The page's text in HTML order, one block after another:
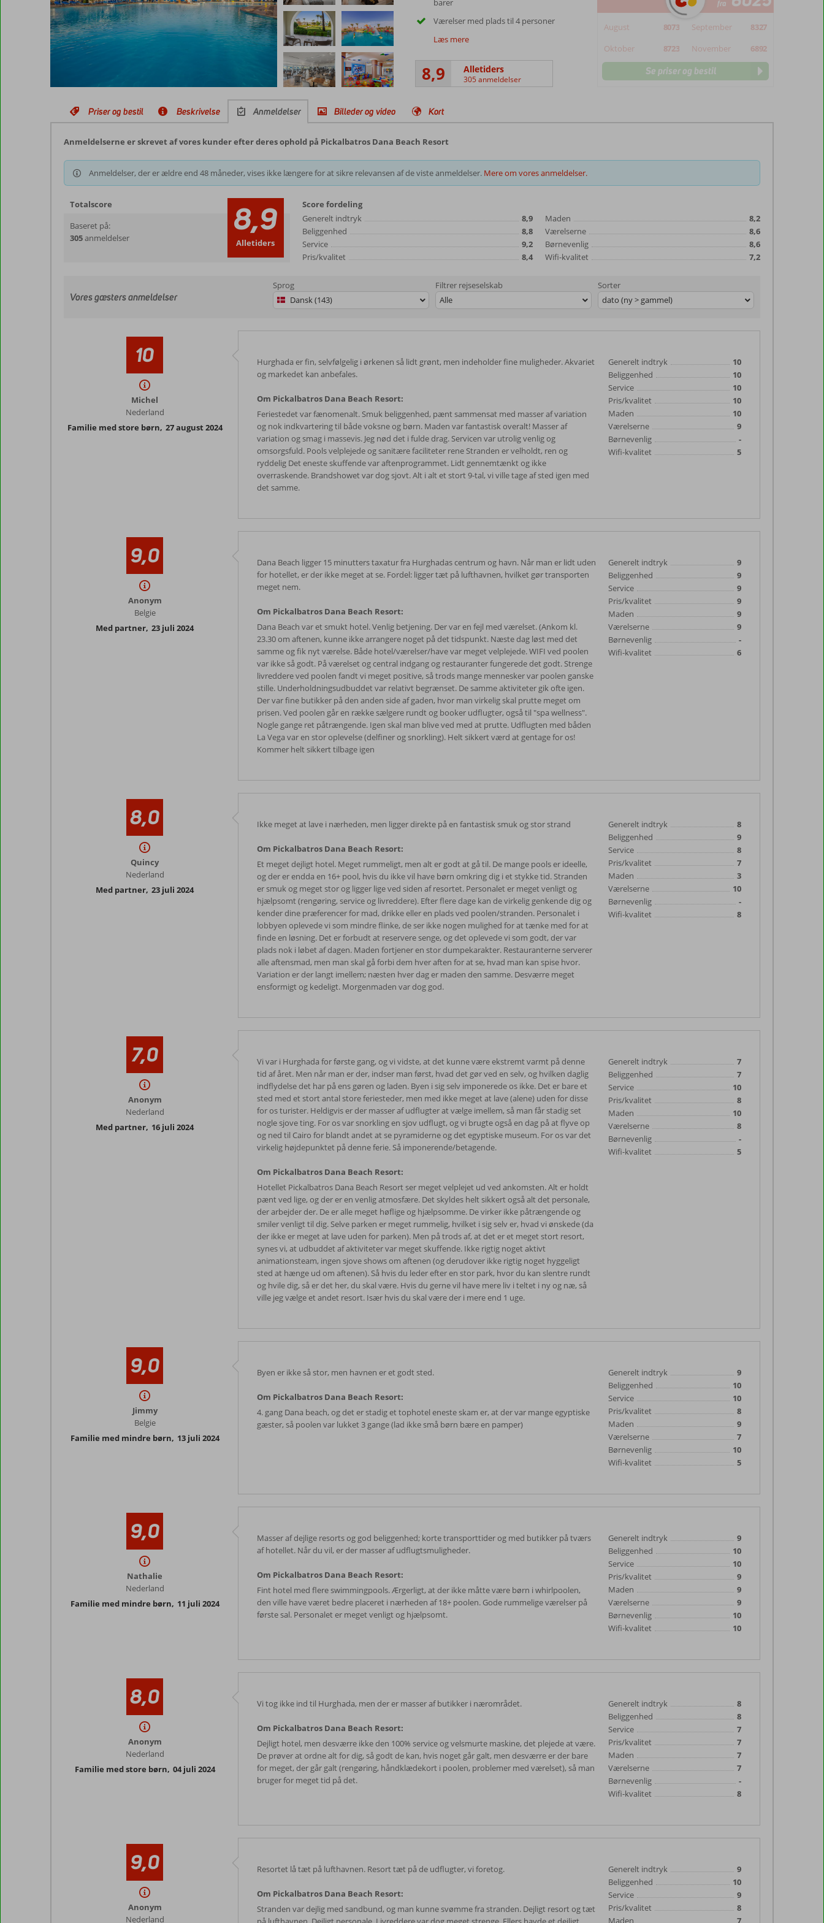
barer
Værelser med plads til 4 personer
Læs mere
8,9 Alletiders
305 anmeldelser
fra
August 8073 September
8327
Oktober
8723 November 6892
Se priser og bestil
Priser og bestil Beskrivelse Anmeldelser Billeder og video Kort
Anmeldelserne er skrevet af vores kunder efter deres ophold på Pickalbatros Dana Beach Resort
Anmeldelser, der er ældre end 48 måneder, vises ikke længere for at sikre relevansen af de viste anmeldelser. Mere om vores anmeldelser.
Totalscore
Baseret på:
305anmeldelser 8,9
Alletiders
Score fordeling
Generelt indtryk
8,9
Beliggenhed
8,8
Service
9,2
Pris/kvalitet
8,4
Maden
8,2
Værelserne
8,6
Børnevenlig
8,6
Wifi-kvalitet
7,2
Vores gæsters anmeldelser
Sprog
Dansk (143)
Filtrer rejseselskab
Alle
Sorter
dato (ny > gammel)
10
Michel
Nederland
Familie med store børn, 27 august 2024
Hurghada er fin, selvfølgelig i ørkenen så lidt grønt, men indeholder fine muligheder. Akvariet
og markedet kan anbefales.
Om Pickalbatros Dana Beach Resort:
Feriestedet var fænomenalt. Smuk beliggenhed, pænt sammensat med masser af variation
og nok indkvartering til både voksne og børn. Maden var fantastisk overalt! Masser af
variation og smag i massevis. Jeg nød det i fulde drag. Servicen var utrolig venlig og
omsorgsfuld. Pools velplejede og sanitære faciliteter rene Stranden er velholdt, ren og
ryddelig Det eneste skuffende var aftenprogrammet. Lidt gennemtænkt og ikke
overraskende. Brandshowet var dog sjovt. Alt i alt et stort 9-tal, vi ville tage af sted igen med
det samme.
Generelt indtryk
10
Beliggenhed
10
Service
10
Pris/kvalitet
10
Maden
10
Værelserne
9
Børnevenlig
-
Wifi-kvalitet
5
9,0
Anonym
Belgie
Med partner, 23 juli 2024
Dana Beach ligger 15 minutters taxatur fra Hurghadas centrum og havn. Når man er lidt uden
for hotellet, er der ikke meget at se. Fordel: ligger tæt på lufthavnen, hvilket gør transporten
meget nem.
Om Pickalbatros Dana Beach Resort:
Dana Beach var et smukt hotel. Venlig betjening. Der var en fejl med værelset. (Ankom kl.
23.30 om aftenen, kunne ikke arrangere noget på det tidspunkt. Næste dag løst med det
samme og fik nyt værelse. Både hotel/værelser/have var meget velplejede. WIFI ved poolen
var ikke så godt. På værelset og central indgang og restauranter fungerede det godt. Strenge
livreddere ved poolen fandt vi meget positive, så trods mange mennesker var poolen ganske
stille. Underholdningsudbuddet var relativt begrænset. De samme aktiviteter gik ofte igen.
Der var fine butikker på den anden side af gaden, hvor man virkelig skal prutte meget om
prisen. Ved poolen går en række sælgere rundt og booker udflugter, også til "spa wellness".
Nogle gange ret påtrængende. Igen skal man blive ved med at prutte. Udflugten med båden
La Vega var en stor oplevelse (delfiner og snorkling). Helt sikkert værd at gentage for os!
Kommer helt sikkert tilbage igen
Generelt indtryk
9
Beliggenhed
9
Service
9
Pris/kvalitet
9
Maden
9
Værelserne
9
Børnevenlig
-
Wifi-kvalitet
6
8,0
Quincy
Nederland
Med partner, 23 juli 2024
Ikke meget at lave i nærheden, men ligger direkte på en fantastisk smuk og stor strand
Om Pickalbatros Dana Beach Resort:
Et meget dejligt hotel. Meget rummeligt, men alt er godt at gå til. De mange pools er ideelle,
og der er endda en 16+ pool, hvis du ikke vil have børn omkring dig i et stykke tid. Stranden
er smuk og meget stor og ligger lige ved siden af resortet. Personalet er meget venligt og
hjælpsomt (rengøring, service og livreddere). Efter flere dage kan de virkelig genkende dig og
kender dine præferencer for mad, drikke eller en plads ved poolen/stranden. Personalet i
lobbyen oplevede vi som mindre flinke, de ser ikke nogen mulighed for at tænke med for at
finde en løsning. Det er forbudt at reservere senge, og det oplevede vi som godt, der var
plads nok i løbet af dagen. Maden fortjener en stor dumpekarakter. Restauranterne serverer
alle aftensmad, men man skal gå forbi dem hver aften for at se, hvad man kan spise hvor.
Variation er der langt imellem; næsten hver dag er maden den samme. Desværre meget
ensformigt og kedeligt. Morgenmaden var dog god.
Generelt indtryk
8
Beliggenhed
9
Service
8
Pris/kvalitet
7
Maden
3
Værelserne
10
Børnevenlig
-
Wifi-kvalitet
8
7,0
Anonym
Nederland
Med partner, 16 juli 2024
Vi var i Hurghada for første gang, og vi vidste, at det kunne være ekstremt varmt på denne
tid af året. Men når man er der, indser man først, hvad det gør ved en selv, og hvilken daglig
indflydelse det har på ens gøren og laden. Byen i sig selv imponerede os ikke. Det er bare et
sted med et stort antal store feriesteder, men med ikke meget at lave (alene) uden for disse
for os turister. Heldigvis er der masser af udflugter at vælge imellem, så man får stadig set
nogle sjove ting. For os var snorkling en sjov udflugt, og vi brugte også en dag på at flyve op
og ned til Cairo for blandt andet at se pyramiderne og det egyptiske museum. For os var det
virkelig højdepunktet på denne ferie. Så imponerende/betagende.
Om Pickalbatros Dana Beach Resort:
Hotellet Pickalbatros Dana Beach Resort ser meget velplejet ud ved ankomsten. Alt er holdt
pænt ved lige, og der er en venlig atmosfære. Det skyldes helt sikkert også alt det personale,
der arbejder der. De er alle meget høflige og hjælpsomme. De virker ikke påtrængende og
smiler venligt til dig. Selve parken er meget rummelig, hvilket i sig selv er, hvad vi ønskede (da
der ikke er meget at lave uden for parken). Men på trods af, at det er et meget stort resort,
synes vi, at udbuddet af aktiviteter var meget skuffende. Ikke rigtig noget aktivt
animationsteam, ingen sjove shows om aftenen (og derudover ikke rigtig noget hyggeligt
sted at hænge ud om aftenen). Så hvis du leder efter en stor park, hvor du kan slentre rundt
og hvile dig, så er det her, du skal være. Hvis du gerne vil have mere liv i teltet i ny og næ, så
ville jeg vælge et andet resort. Især hvis du skal være der i mere end 1 uge.
Generelt indtryk
7
Beliggenhed
7
Service
10
Pris/kvalitet
8
Maden
10
Værelserne
8
Børnevenlig
-
Wifi-kvalitet
5
9,0
Jimmy
Belgie
Familie med mindre børn, 13 juli 2024
Byen er ikke så stor, men havnen er et godt sted.
Om Pickalbatros Dana Beach Resort:
4. gang Dana beach, og det er stadig et tophotel eneste skam er, at der var mange egyptiske
gæster, så poolen var lukket 3 gange (lad ikke små børn bære en pamper)
Generelt indtryk
9
Beliggenhed
10
Service
10
Pris/kvalitet
8
Maden
9
Værelserne
7
Børnevenlig
10
Wifi-kvalitet
5
9,0
Nathalie
Nederland
Familie med mindre børn, 11 juli 2024
Masser af dejlige resorts og god beliggenhed; korte transporttider og med butikker på tværs
af hotellet. Når du vil, er der masser af udflugtsmuligheder.
Om Pickalbatros Dana Beach Resort:
Fint hotel med flere swimmingpools. Ærgerligt, at der ikke måtte være børn i whirlpoolen,
den ville have været bedre placeret i nærheden af 18+ poolen. Gode rummelige værelser på
første sal. Personalet er meget venligt og hjælpsomt.
Generelt indtryk
9
Beliggenhed
10
Service
10
Pris/kvalitet
9
Maden
9
Værelserne
9
Børnevenlig
10
Wifi-kvalitet
10
8,0
Anonym
Nederland
Familie med store børn, 04 juli 2024
Vi tog ikke ind til Hurghada, men der er masser af butikker i nærområdet.
Om Pickalbatros Dana Beach Resort:
Dejligt hotel, men desværre ikke den 100% service og velsmurte maskine, det plejede at være.
De prøver at ordne alt for dig, så godt de kan, hvis noget går galt, men desværre er der bare
for meget, der går galt (rengøring, håndklædekort i poolen, problemer med værelset), så man
bruger for meget tid på det.
Generelt indtryk
8
Beliggenhed
8
Service
7
Pris/kvalitet
7
Maden
7
Værelserne
7
Børnevenlig
-
Wifi-kvalitet
8
9,0
Anonym
Nederland
Resortet lå tæt på lufthavnen. Resort tæt på de udflugter, vi foretog.
Om Pickalbatros Dana Beach Resort:
Stranden var dejlig med sandbund, og man kunne svømme fra stranden. Dejligt resort og tæt
Generelt indtryk
9
Beliggenhed
10
Service
9
Pris/kvalitet
8
Maden
7